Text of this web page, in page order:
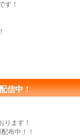
す！
信中！
ります！
布中！！